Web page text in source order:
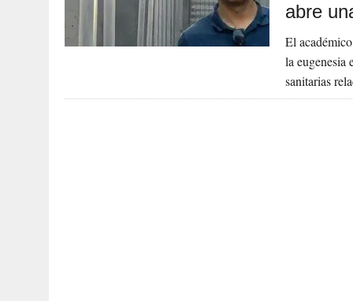
abre
El
la eugenesia
sanitarias